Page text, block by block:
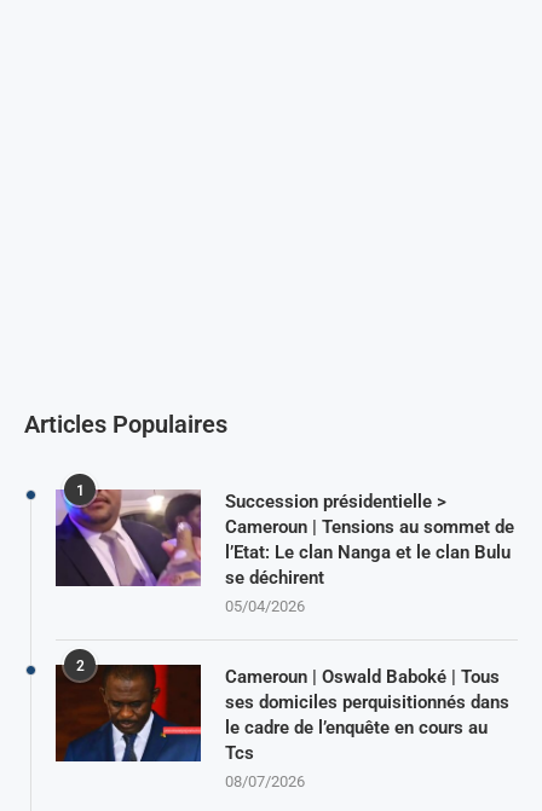
Articles Populaires
1
Succession présidentielle >
Cameroun | Tensions au sommet de
l’Etat: Le clan Nanga et le clan Bulu
se déchirent
05/04/2026
2
Cameroun | Oswald Baboké | Tous
ses domiciles perquisitionnés dans
le cadre de l’enquête en cours au
Tcs
08/07/2026